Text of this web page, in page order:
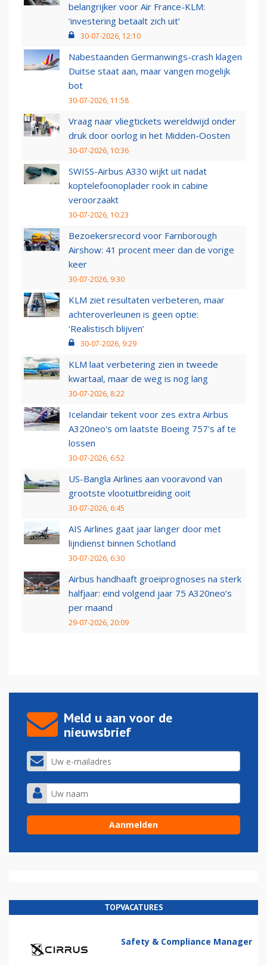
belangrijker voor Air France-KLM:
‘investering betaalt zich uit’
30-07-2026, 12:10
Nabestaanden Germanwings-crash klagen
Duitse staat aan, maar vangen mogelijk
bot
30-07-2026, 11:58
Vraag naar vliegtickets wereldwijd onder
druk door oorlog in het Midden-Oosten
30-07-2026, 10:36
SWISS-Airbus A330 wijkt uit nadat
koptelefoonoplader rook in cabine
veroorzaakt
30-07-2026, 10:23
Bezoekersrecord voor Farnborough
Airshow: 41 procent meer dan de vorige
keer
30-07-2026, 9:30
KLM ziet resultaten verbeteren, maar
achteroverleunen is geen optie:
‘Realistisch blijven’
30-07-2026, 9:29
KLM laat verbetering zien in tweede
kwartaal, maar de weg is nog lang
30-07-2026, 8:22
Icelandair tekent voor zes extra Airbus
A320neo's om laatste Boeing 757's af te
lossen
30-07-2026, 6:52
US-Bangla Airlines aan vooravond van
grootste vlootuitbreiding ooit
30-07-2026, 6:45
AIS Airlines gaat jaar langer door met
lijndienst binnen Schotland
30-07-2026, 6:30
Airbus handhaaft groeiprognoses na sterk
halfjaar: eind volgend jaar 75 A320neo’s
per maand
29-07-2026, 20:09
Meld u aan voor de
nieuwsbrief
TOPVACATURES
Safety & Compliance Manager